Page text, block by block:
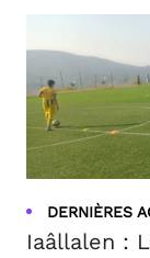
DERNIÈRES
Iaâllalen :